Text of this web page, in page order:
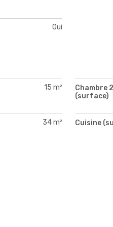
Oui
15 m²
Chambre 2
(surface)
34 m² Cuisine